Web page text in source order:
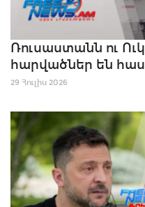
Ռուսաստանն ու
հարվածներ են
29 Հուլիս 2026